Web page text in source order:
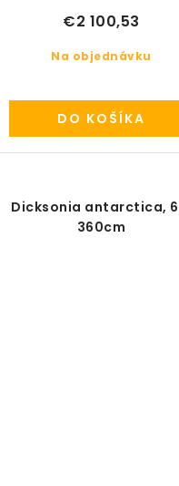
Na objednávku
€2 100,53
DO KOŠÍKA
Dicksonia antarctica,
360cm